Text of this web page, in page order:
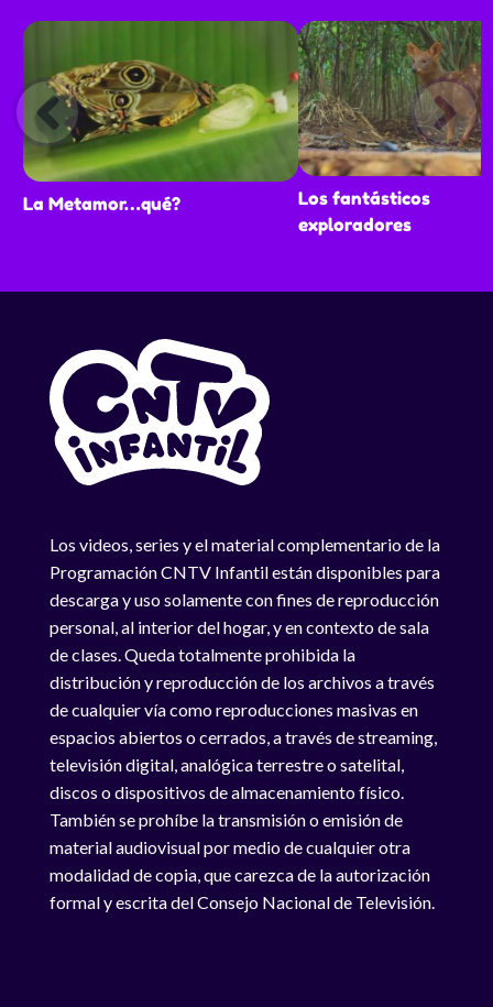
La Metamor…qué?
Los fantásticos
exploradores
Los videos, series y el material complementario de la
Programación CNTV Infantil están disponibles para
descarga y uso solamente con fines de reproducción
personal, al interior del hogar, y en contexto de sala
de clases. Queda totalmente prohibida la
distribución y reproducción de los archivos a través
de cualquier vía como reproducciones masivas en
espacios abiertos o cerrados, a través de streaming,
televisión digital, analógica terrestre o satelital,
discos o dispositivos de almacenamiento físico.
También se prohíbe la transmisión o emisión de
material audiovisual por medio de cualquier otra
modalidad de copia, que carezca de la autorización
formal y escrita del Consejo Nacional de Televisión.